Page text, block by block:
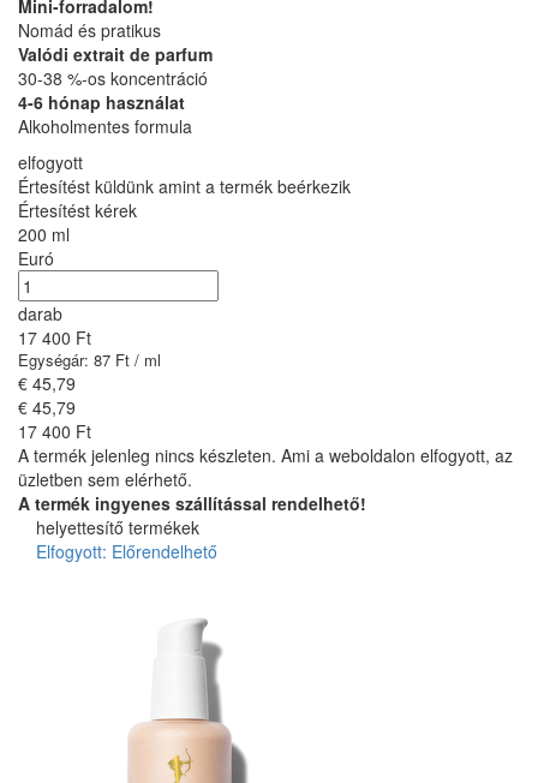
Mini-forradalom!
Nomád és pratikus
Valódi extrait de parfum
30-38 %-os koncentráció
4-6 hónap használat
Alkoholmentes formula
elfogyott
Értesítést küldünk amint a termék beérkezik
Értesítést kérek
200 ml
Euró
darab
17 400 Ft
Egységár: 87 Ft / ml
€ 45,79
€ 45,79
17 400 Ft
A termék jelenleg nincs készleten. Ami a weboldalon elfogyott, az
üzletben sem elérhető.
A termék ingyenes szállítással rendelhető!
helyettesítő termékek
Elfogyott: Előrendelhető